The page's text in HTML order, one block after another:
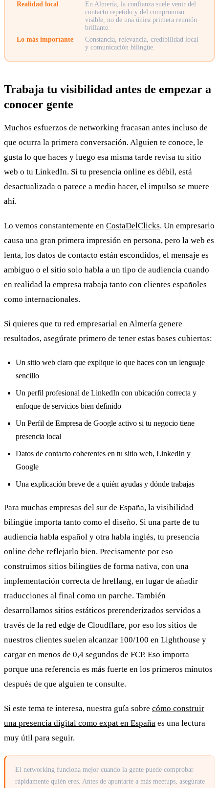
Realidad local
En Almería, la confianza suele venir del
contacto repetido y del compromiso
visible, no de una única primera reunión
brillante.
Lo más importante
Constancia, relevancia, credibilidad local
y comunicación bilingüe.
Trabaja tu visibilidad antes de empezar a
conocer gente
Muchos esfuerzos de networking fracasan antes incluso de
que ocurra la primera conversación. Alguien te conoce, le
gusta lo que haces y luego esa misma tarde revisa tu sitio
web o tu LinkedIn. Si tu presencia online es débil, está
desactualizada o parece a medio hacer, el impulso se muere
ahí.
Lo vemos constantemente en CostaDelClicks. Un empresario
causa una gran primera impresión en persona, pero la web es
lenta, los datos de contacto están escondidos, el mensaje es
ambiguo o el sitio solo habla a un tipo de audiencia cuando
en realidad la empresa trabaja tanto con clientes españoles
como internacionales.
Si quieres que tu red empresarial en Almería genere
resultados, asegúrate primero de tener estas bases cubiertas:
Un sitio web claro que explique lo que haces con un lenguaje
sencillo
Un perfil profesional de LinkedIn con ubicación correcta y
enfoque de servicios bien definido
Un Perfil de Empresa de Google activo si tu negocio tiene
presencia local
Datos de contacto coherentes en tu sitio web, LinkedIn y
Google
Una explicación breve de a quién ayudas y dónde trabajas
Para muchas empresas del sur de España, la visibilidad
bilingüe importa tanto como el diseño. Si una parte de tu
audiencia habla español y otra habla inglés, tu presencia
online debe reflejarlo bien. Precisamente por eso
construimos sitios bilingües de forma nativa, con una
implementación correcta de hreflang, en lugar de añadir
traducciones al final como un parche. También
desarrollamos sitios estáticos prerenderizados servidos a
través de la red edge de Cloudflare, por eso los sitios de
nuestros clientes suelen alcanzar 100/100 en Lighthouse y
cargar en menos de 0,4 segundos de FCP. Eso importa
porque una referencia es más fuerte en los primeros minutos
después de que alguien te consulte.
Si este tema te interesa, nuestra guía sobre cómo construir
una presencia digital como expat en España es una lectura
muy útil para seguir.
El networking funciona mejor cuando la gente puede comprobar
rápidamente quién eres. Antes de apuntarte a más meetups, asegúrate